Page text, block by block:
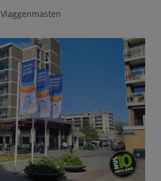
Vlaggenmasten